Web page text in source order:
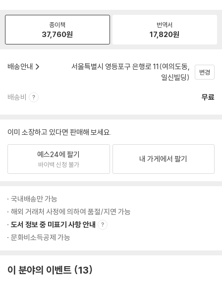
종이책
37,760원
번역서
17,820원
배송안내
서울특별시 영등포구 은행로 11(여의도동,
일신빌딩)
변경
배송비 무료
이미 소장하고 있다면 판매해 보세요.
예스24에 팔기
바이백 신청 불가
내 가게에서 팔기
국내배송만 가능
해외 거래처 사정에 의하여 품절/지연 가능
도서 정보 중 미표기 사항 안내
문화비소득공제 가능
이 분야의 이벤트 13